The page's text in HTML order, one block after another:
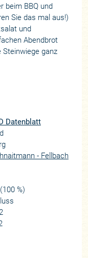
beim BBQ und
Sie das mal aus!)
und
Abendbrot
ganz
Datenblatt
- Fellbach
%)